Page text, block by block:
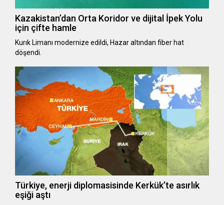
Kazakistan’dan Orta Koridor ve dijital İpek Yolu
için çifte hamle
Kurık Limanı modernize edildi, Hazar altından fiber hat
döşendi.
Türkiye, enerji diplomasisinde Kerkük’te asırlık
eşiği aştı